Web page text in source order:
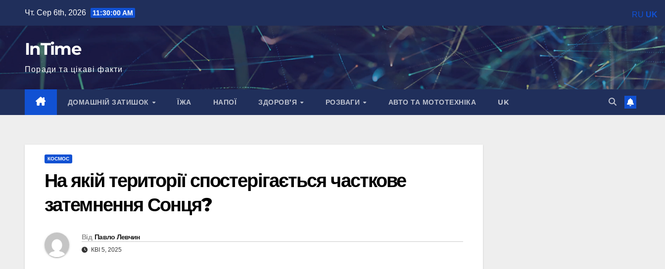
вмісту
Чт. Сер 6th, 2026 11:30:01 AM
InTime
Поради та цікаві факти
ДОМАШНІЙ ЗАТИШОК ЇЖА НАПОЇ ЗДОРОВ’Я РОЗВАГИ АВТО ТА МОТОТЕХНІКА UK
КОСМОС
На якій території спостерігається часткове
затемнення Сонця?
Від Павло Левчин
КВІ 5, 2025
RU UK